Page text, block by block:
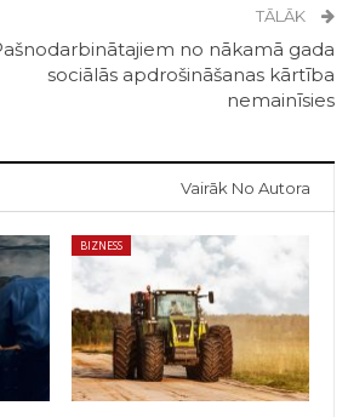
TĀLĀK
no nākamā gada
sociālās apdrošināšanas kārtība
nemainīsies
Vairāk No Autora
BIZNESS